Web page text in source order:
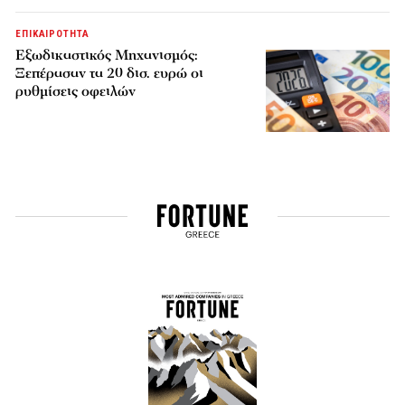
ΕΠΙΚΑΙΡΟΤΗΤΑ
Εξωδικαστικός Μηχανισμός:
Ξεπέρασαν τα 20 δισ. ευρώ οι
ρυθμίσεις οφειλών